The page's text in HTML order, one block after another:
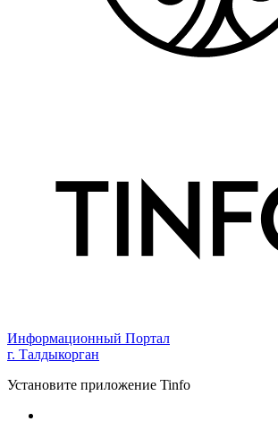
Информационный Портал
г. Талдыкорган
Установите приложение Tinfo